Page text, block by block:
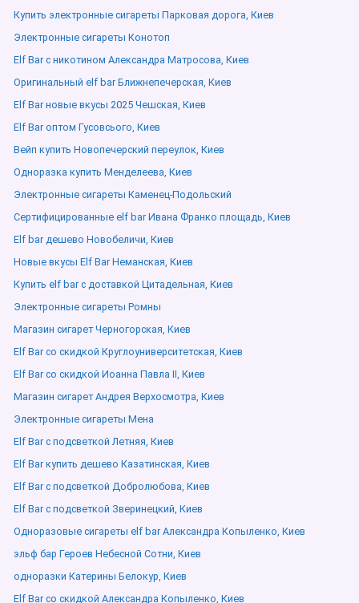
Купить электронные сигареты Парковая дорога, Киев
Электронные сигареты Конотоп
Elf Bar с никотином Александра Матросова, Киев
Оригинальный elf bar Ближнепечерская, Киев
Elf Bar новые вкусы 2025 Чешская, Киев
Elf Bar оптом Гусовсього, Киев
Вейп купить Новопечерский переулок, Киев
Одноразка купить Менделеева, Киев
Электронные сигареты Каменец-Подольский
Сертифицированные elf bar Ивана Франко площадь, Киев
Elf bar дешево Новобеличи, Киев
Новые вкусы Elf Bar Неманская, Киев
Купить elf bar с доставкой Цитадельная, Киев
Электронные сигареты Ромны
Магазин сигарет Черногорская, Киев
Elf Bar со скидкой Круглоуниверситетская, Киев
Elf Bar со скидкой Иоанна Павла ІІ, Киев
Магазин сигарет Андрея Верхосмотра, Киев
Электронные сигареты Мена
Elf Bar с подсветкой Летняя, Киев
Elf Bar купить дешево Казатинская, Киев
Elf Bar с подсветкой Добролюбова, Киев
Elf Bar с подсветкой Зверинецкий, Киев
Одноразовые сигареты elf bar Александра Копыленко, Киев
эльф бар Героев Небесной Сотни, Киев
одноразки Катерины Белокур, Киев
Elf Bar со скидкой Александра Копыленко, Киев